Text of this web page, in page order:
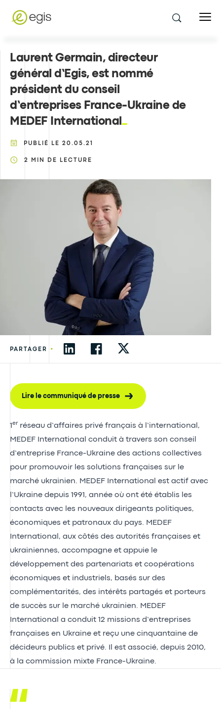
Laurent Germain, directeur
général d’Egis, est nommé
président du conseil
d’entreprises France-Ukraine de
MEDEF International
PUBLIÉ LE 20.05.21
2 MIN DE LECTURE
PARTAGER •
Lire le communiqué de presse
1 er réseau d’affaires privé français à l’international,
MEDEF International conduit à travers son conseil
d’entreprise France-Ukraine des actions collectives
pour promouvoir les solutions françaises sur le
marché ukrainien. MEDEF International est actif avec
l’Ukraine depuis 1991, année où ont été établis les
contacts avec les nouveaux dirigeants politiques,
économiques et patronaux du pays. MEDEF
International, aux côtés des autorités françaises et
ukrainiennes, accompagne et appuie le
développement des partenariats et coopérations
économiques et industriels, basés sur des
complémentarités, des intérêts partagés et porteurs
de succès sur le marché ukrainien. MEDEF
International a conduit 12 missions d’entreprises
françaises en Ukraine et reçu une cinquantaine de
décideurs publics et privé. Il est associé, depuis 2010,
à la commission mixte France-Ukraine.